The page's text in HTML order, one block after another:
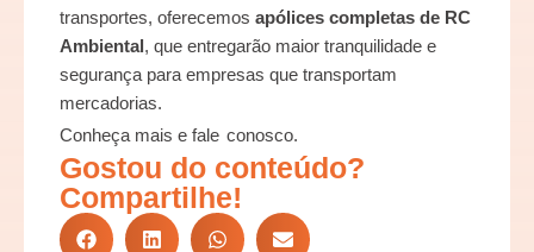
transportes, oferecemos apólices completas de RC
Ambiental, que entregarão maior tranquilidade e
segurança para empresas que transportam
mercadorias.
Conheça mais e fale conosco.
Gostou do conteúdo?
Compartilhe!